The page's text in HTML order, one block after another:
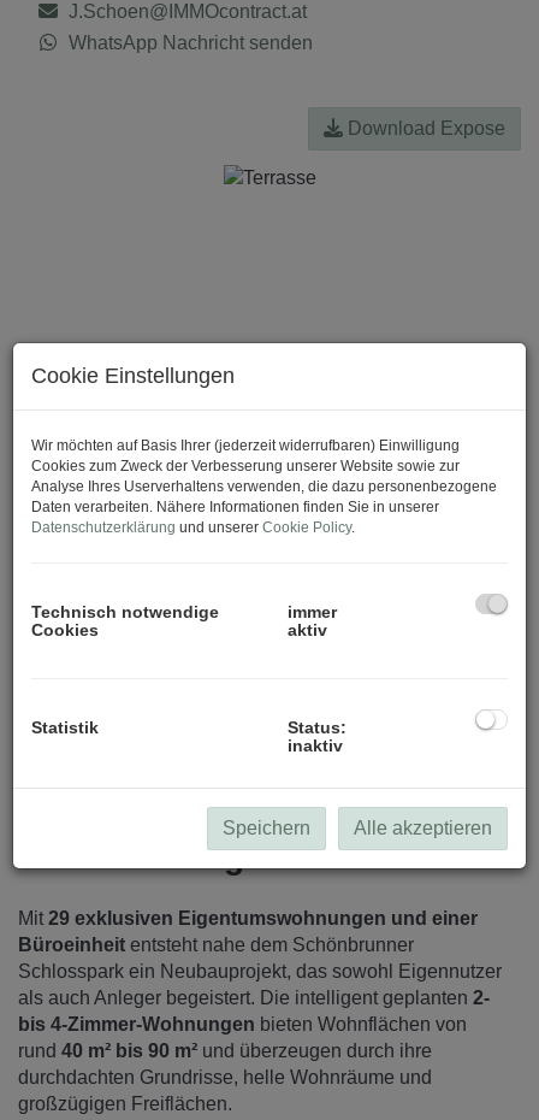
J.Schoen@IMMOcontract.at
WhatsApp Nachricht senden
Download Expose
Beschreibung
Mit 29 exklusiven Eigentumswohnungen und einer
Büroeinheit entsteht nahe dem Schönbrunner
Schlosspark ein Neubauprojekt, das sowohl Eigennutzer
als auch Anleger begeistert. Die intelligent geplanten 2-
bis 4-Zimmer-Wohnungen bieten Wohnflächen von
rund 40 m² bis 90 m² und überzeugen durch ihre
durchdachten Grundrisse, helle Wohnräume und
großzügigen Freiflächen.
Cookie Einstellungen
Wir möchten auf Basis Ihrer (jederzeit widerrufbaren) Einwilligung
Cookies zum Zweck der Verbesserung unserer Website sowie zur
Analyse Ihres Userverhaltens verwenden, die dazu personenbezogene
Daten verarbeiten. Nähere Informationen finden Sie in unserer
Datenschutzerklärung und unserer Cookie Policy.
Technisch notwendige
Cookies
immer
aktiv
Statistik
Status:
inaktiv
Speichern Alle akzeptieren